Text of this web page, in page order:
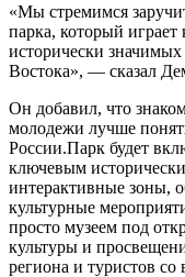
«Мы стремимся
парка, который
исторически
Востока», — сказал
Он добавил, что
молодежи лучше
России.Парк будет
ключевым
интерактивные зоны,
культурные
просто музеем под
культуры и
региона и туристов со